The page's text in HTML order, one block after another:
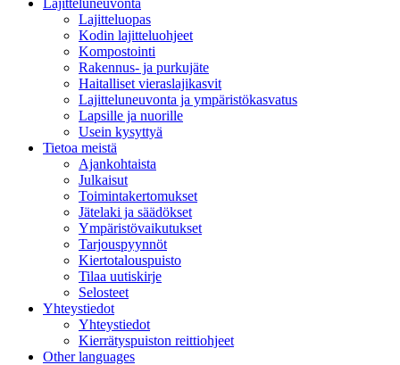
Lajitteluneuvonta
Lajitteluopas
Kodin lajitteluohjeet
Kompostointi
Rakennus- ja purkujäte
Haitalliset vieraslajikasvit
Lajitteluneuvonta ja ympäristökasvatus
Lapsille ja nuorille
Usein kysyttyä
Tietoa meistä
Ajankohtaista
Julkaisut
Toimintakertomukset
Jätelaki ja säädökset
Ympäristövaikutukset
Tarjouspyynnöt
Kiertotalouspuisto
Tilaa uutiskirje
Selosteet
Yhteystiedot
Yhteystiedot
Kierrätyspuiston reittiohjeet
Other languages